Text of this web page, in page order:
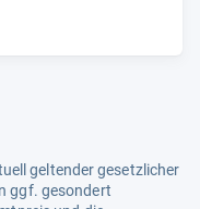
geltender gesetzlicher
ggf. gesondert